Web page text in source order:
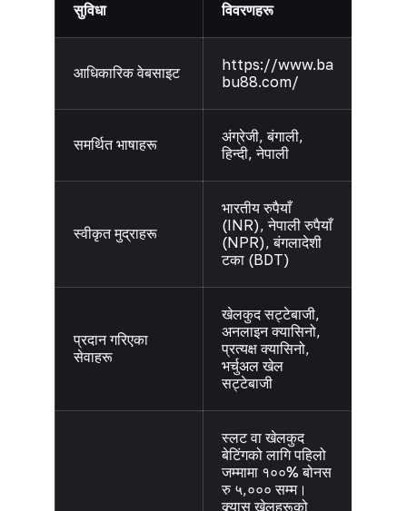
सुविधा विवरणहरू
आधिकारिक वेबसाइट
https://www.ba
bu88.com/
समर्थित भाषाहरू
अंग्रेजी, बंगाली,
हिन्दी, नेपाली
स्वीकृत मुद्राहरू
भारतीय रुपैयाँ
(INR), नेपाली रुपैयाँ
(NPR), बंगलादेशी
टका (BDT)
प्रदान गरिएका
सेवाहरू
खेलकुद सट्टेबाजी,
अनलाइन क्यासिनो,
प्रत्यक्ष क्यासिनो,
भर्चुअल खेल
सट्टेबाजी
स्लट वा खेलकुद
बेटिंगको लागि पहिलो
जम्मामा १००% बोनस
रु ५,००० सम्म।
क्र्यास खेलहरूको